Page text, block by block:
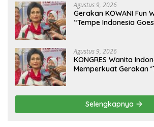
Agustus 9, 2026
Gerakan KOWANI Fun
“Tempe Indonesia
Agustus 9, 2026
KONGRES Wanita
Memperkuat Gerakan
Selengkapnya